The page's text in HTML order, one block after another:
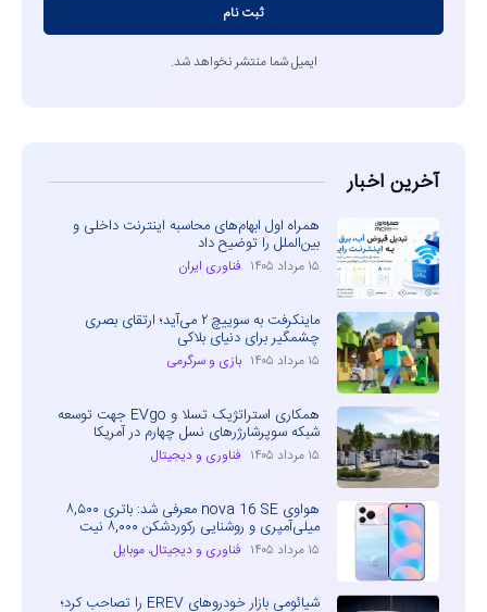
ثبت نام
ایمیل شما منتشر نخواهد شد.
آخرین اخبار
همراه اول ابهام‌های محاسبه اینترنت داخلی و
بین‌الملل را توضیح داد
۱۵ مرداد ۱۴۰۵ فناوری ایران
ماینکرفت به سوییچ ۲ می‌آید؛ ارتقای بصری
چشمگیر برای دنیای بلاکی
۱۵ مرداد ۱۴۰۵ بازی و سرگرمی
همکاری استراتژیک تسلا و EVgo جهت توسعه
شبکه سوپرشارژرهای نسل چهارم در آمریکا
۱۵ مرداد ۱۴۰۵ فناوری و دیجیتال
هواوی nova 16 SE معرفی شد: باتری ۸,۵۰۰
میلی‌آمپری و روشنایی رکوردشکن ۸,۰۰۰ نیت
۱۵ مرداد ۱۴۰۵ فناوری و دیجیتال، موبایل
شیائومی بازار خودروهای EREV را تصاحب کرد؛